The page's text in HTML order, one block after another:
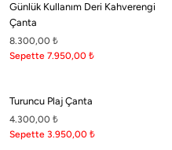
Günlük Kullanım Deri Kahverengi
Çanta
8.300,00 ₺
Sepette 7.950,00 ₺
Turuncu Plaj Çanta
4.300,00 ₺
Sepette 3.950,00 ₺
yolculuğu. Cesaret ve zarafetin
kadınlar için şehir modasının
kontrastlarla birleştiren yeni bir
ile buluştuğu Boneqa